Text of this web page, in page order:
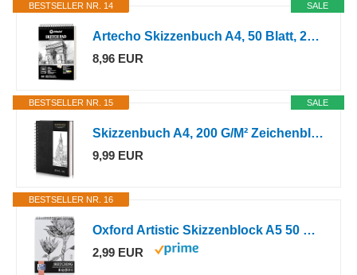
SALE
BESTSELLER NR. 14
Artecho Skizzenbuch A4, 50 Blatt, 200g/m² Zeichenblock & Sketchbook
8,96 EUR
SALE
BESTSELLER NR. 15
Skizzenbuch A4, 200 G/M² Zeichenblock Mit Spiralbindung, 60 Blatt
9,99 EUR
BESTSELLER NR. 16
Oxford Artistic Skizzenblock A5 50 Blatt, Zeichenblock mit Doppelspirale, Sketchbook, Kunstblock 130g/m² säurefreies Papier, Zeichenheft mit stabiler Rückpappe, Skizzenheft für Zeichnen & Skizzen
2,99 EUR